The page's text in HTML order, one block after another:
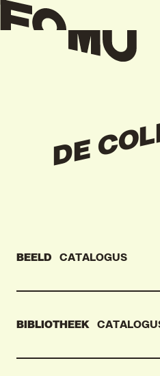
DE
BEELD CATALOGUS
BIBLIOTHEEK